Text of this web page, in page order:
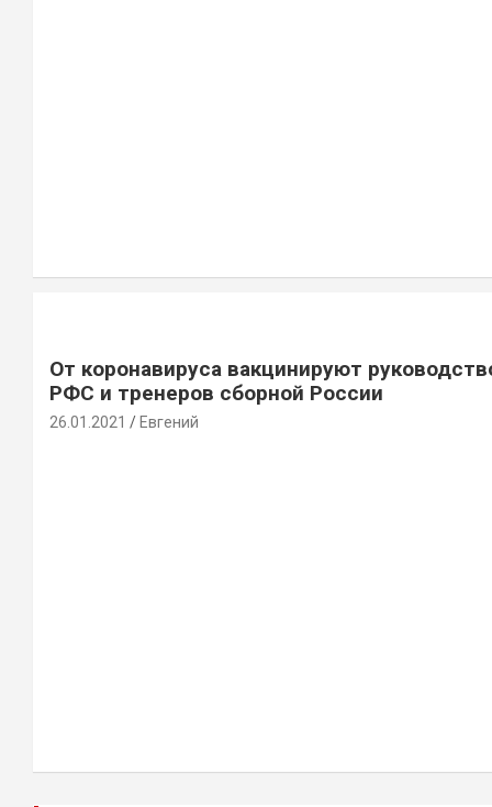
От коронавируса вакцинируют
РФС и тренеров сборной России
26.01.2021 Евгений